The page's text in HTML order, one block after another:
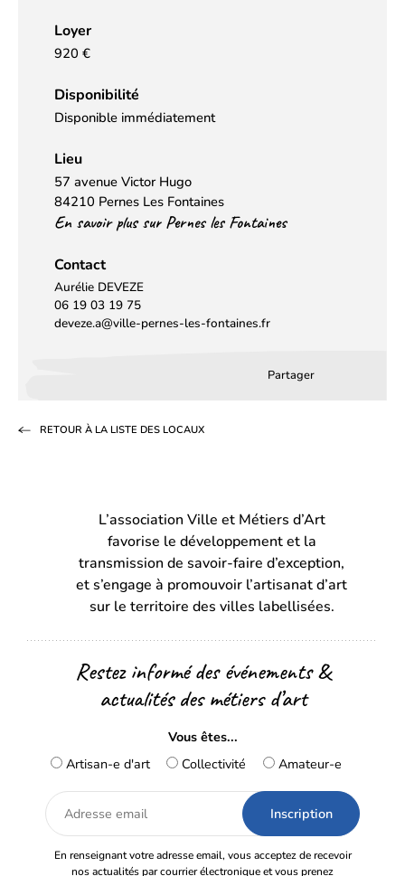
Loyer
920 €
Disponibilité
Disponible immédiatement
Lieu
57 avenue Victor Hugo
84210 Pernes Les Fontaines
En savoir plus sur Pernes les Fontaines
Contact
Aurélie DEVEZE
06 19 03 19 75
deveze.a@ville-pernes-les-fontaines.fr
Partager
un
onglet)onglet)
RETOUR À LA LISTE DES LOCAUX
L’association Ville et Métiers d’Art
favorise le développement et la
transmission de savoir-faire d’exception,
et s’engage à promouvoir l’artisanat d’art
sur le territoire des villes labellisées.
Restez informé des événements &
actualités des métiers d’art
Vous êtes...
Artisan-e d'art
Collectivité Amateur-e
Adresse
email
En renseignant votre adresse email, vous acceptez de recevoir
nos actualités par courrier électronique et vous prenez